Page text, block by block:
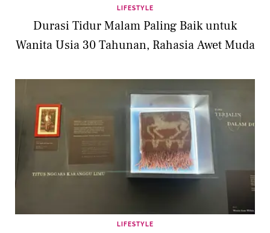
LIFESTYLE
Durasi Tidur Malam Paling Baik untuk
Wanita Usia 30 Tahunan, Rahasia Awet Muda
LIFESTYLE